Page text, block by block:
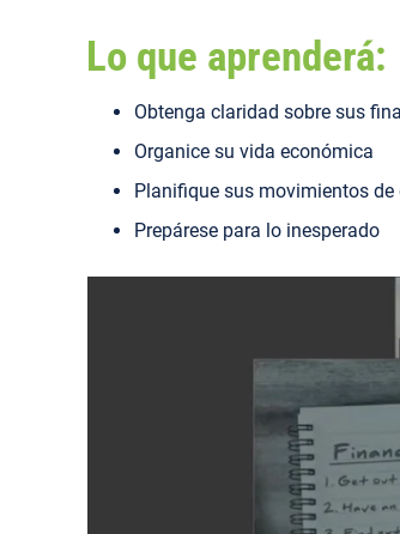
Lo que aprenderá:
Obtenga claridad sobre sus
Organice su vida económica
Planifique sus movimientos de
Prepárese para lo inesperado